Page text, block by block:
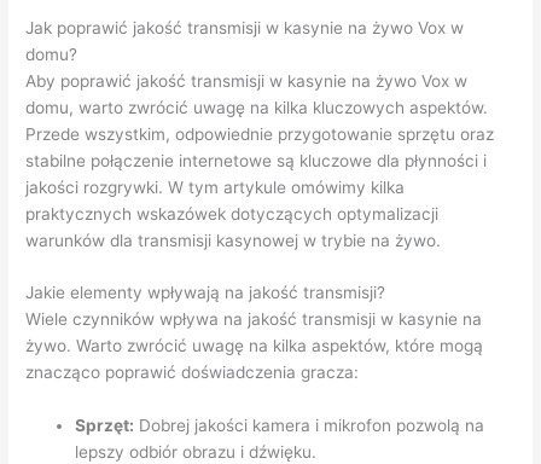
Jak poprawić jakość transmisji w kasynie na żywo Vox w
domu?
Aby poprawić jakość transmisji w kasynie na żywo Vox w
domu, warto zwrócić uwagę na kilka kluczowych aspektów.
Przede wszystkim, odpowiednie przygotowanie sprzętu oraz
stabilne połączenie internetowe są kluczowe dla płynności i
jakości rozgrywki. W tym artykule omówimy kilka
praktycznych wskazówek dotyczących optymalizacji
warunków dla transmisji kasynowej w trybie na żywo.
Jakie elementy wpływają na jakość transmisji?
Wiele czynników wpływa na jakość transmisji w kasynie na
żywo. Warto zwrócić uwagę na kilka aspektów, które mogą
znacząco poprawić doświadczenia gracza:
Sprzęt: Dobrej jakości kamera i mikrofon pozwolą na
lepszy odbiór obrazu i dźwięku.